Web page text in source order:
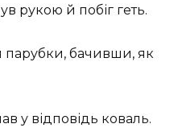
рукою й побіг геть.
парубки, бачивши, як
у відповідь коваль.